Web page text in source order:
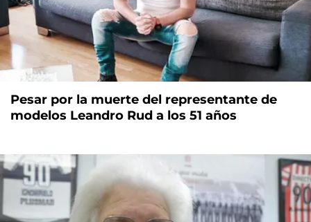
Pesar por la muerte del representante de
modelos Leandro Rud a los 51 años